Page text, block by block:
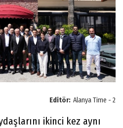
Editör: Alanya Time - 2
ikinci kez aynı